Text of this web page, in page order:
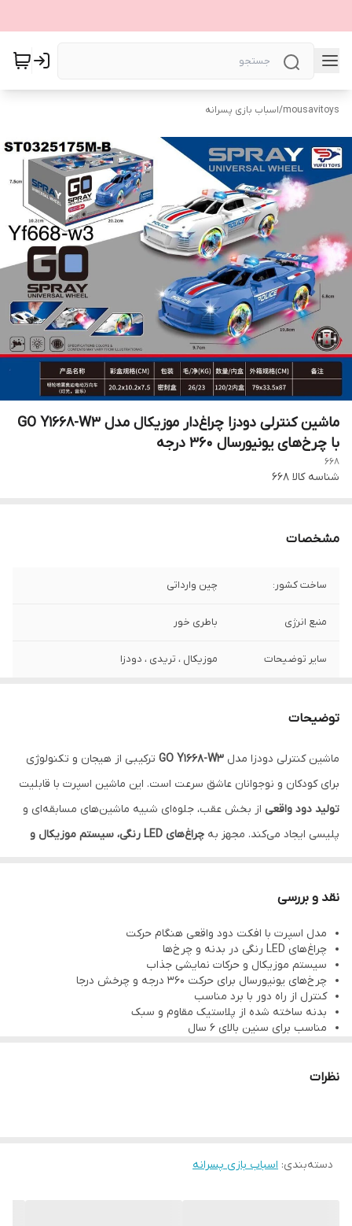
mousavitoys
/اسباب بازی پسرانه
ماشین کنترلی دودزا چراغ‌دار موزیکال مدل GO Y1668-W3
با چرخ‌های یونیورسال ۳۶۰ درجه
668
شناسه کالا 668
مشخصات
ساخت کشور: چین وارداتی
منبع انرژی باطری خور
سایر توضیحات موزیکال ، تریدی ، دودزا
توضیحات
ماشین کنترلی دودزا مدل GO Y1668-W3 ترکیبی از هیجان و تکنولوژی
برای کودکان و نوجوانان عاشق سرعت است. این ماشین اسپرت با قابلیت
تولید دود واقعی از بخش عقب، جلوه‌ای شبیه ماشین‌های مسابقه‌ای و
پلیسی ایجاد می‌کند. مجهز به
چراغ‌های LED رنگی، سیستم موزیکال و
را برای بازی در خانه یا هدیه‌ای خاص ایده‌آل می‌کند.
نقد و بررسی
مدل اسپرت با افکت دود واقعی هنگام حرکت
چراغ‌های LED رنگی در بدنه و چرخ‌ها
سیستم موزیکال و حرکات نمایشی جذاب
چرخ‌های یونیورسال برای حرکت ۳۶۰ درجه و چرخش درجا
کنترل از راه دور با برد مناسب
بدنه ساخته شده از پلاستیک مقاوم و سبک
مناسب برای سنین بالای ۶ سال
نظرات
دسته‌بندی: اسباب بازی پسرانه